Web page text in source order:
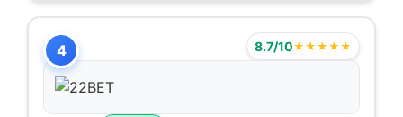
4 8.7/10★★★★★